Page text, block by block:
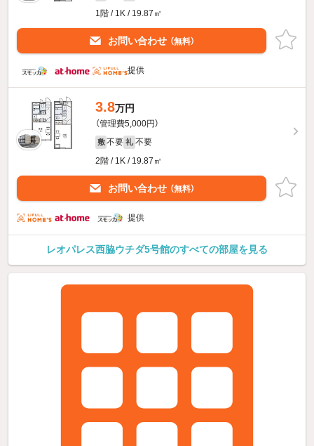
1階 / 1K / 19.87㎡
お問い合わせ （無料）
提供
3.8万円
（管理費5,000円）
敷 不要 礼 不要
2階 / 1K / 19.87㎡
お問い合わせ （無料）
提供
レオパレス西脇ウチダ5号館のすべての部屋を見る